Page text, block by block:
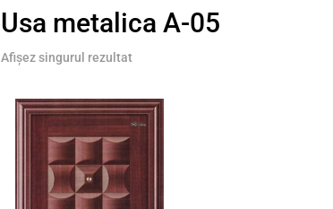
Usa metalica A-05
Afișez singurul rezultat